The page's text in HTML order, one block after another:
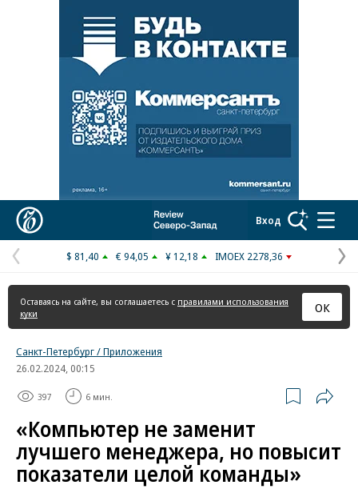
Реклама в «Ъ» www.kommersant.ru/ad
Вход
Предыдущая
страница
$ 81,40 € 94,05 ¥ 12,18 IMOEX 2278,36
Оставаясь на сайте, вы соглашаетесь с правилами использования
куки
ОК
Санкт-Петербург / Приложения
26.02.2024, 00:15
397 6 мин.
«Компьютер не заменит
лучшего менеджера, но повысит
показатели целой команды»